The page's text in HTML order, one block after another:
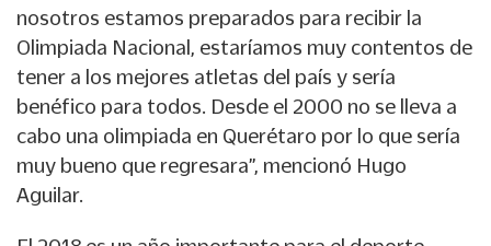
nosotros estamos preparados para recibir la
Olimpiada Nacional, estaríamos muy contentos de
tener a los mejores atletas del país y sería
benéfico para todos. Desde el 2000 no se lleva a
cabo una olimpiada en Querétaro por lo que sería
muy bueno que regresara”, mencionó Hugo
Aguilar.